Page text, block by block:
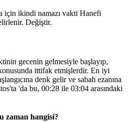
için ikindi namazı vakti Hanefi
Değiştir.
gecenin gelmesiyle başlayıp,
ittifak etmişlerdir. En iyi
denk gelir ve sabah ezanına
'da bu, 00:28 ile 03:04 arasındaki
zaman hangisi?